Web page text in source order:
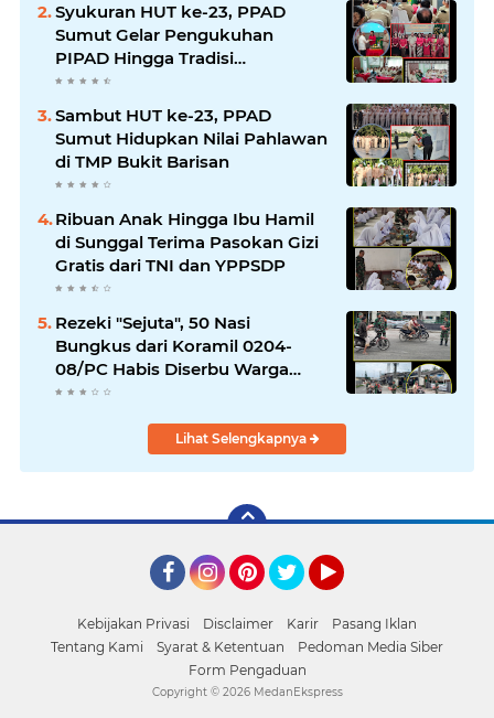
Syukuran HUT ke-23, PPAD
Sumut Gelar Pengukuhan
PIPAD Hingga Tradisi
Kekeluargaan
Sambut HUT ke-23, PPAD
Sumut Hidupkan Nilai Pahlawan
di TMP Bukit Barisan
Ribuan Anak Hingga Ibu Hamil
di Sunggal Terima Pasokan Gizi
Gratis dari TNI dan YPPSDP
Rezeki "Sejuta", 50 Nasi
Bungkus dari Koramil 0204-
08/PC Habis Diserbu Warga
Pantai Cermin
Lihat Selengkapnya
Kebijakan Privasi Disclaimer Karir
Pasang Iklan
Tentang Kami
Syarat & Ketentuan
Pedoman Media Siber
Form Pengaduan
Copyright © 2026 MedanEkspress